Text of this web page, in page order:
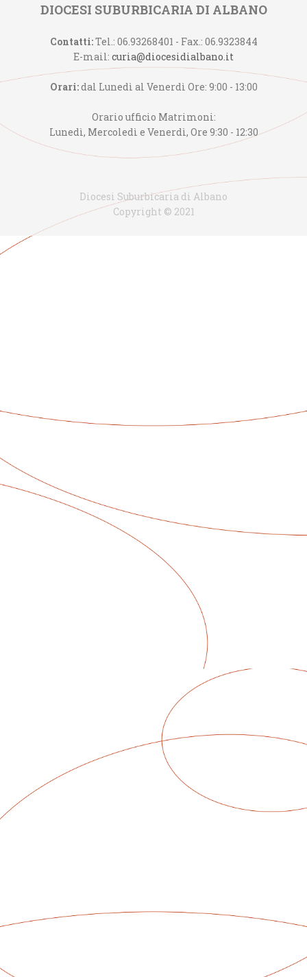
DIOCESI SUBURBICARIA DI ALBANO
Contatti:Tel.: 06.93268401 - Fax.: 06.9323844
E-mail: curia@diocesidialbano.it
Orari:dal Lunedì al Venerdì Ore: 9:00 - 13:00
Orario ufficio Matrimoni:
Lunedì, Mercoledì e Venerdì, Ore 9:30 - 12:30
Diocesi Suburbicaria di Albano
Copyright © 2021